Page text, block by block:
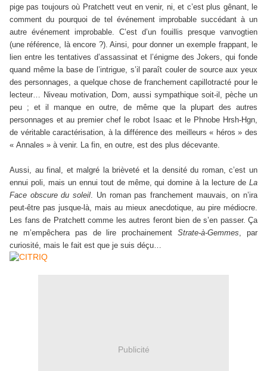
pige pas toujours où Pratchett veut en venir, ni, et c’est plus gênant, le
comment du pourquoi de tel événement improbable succédant à un
autre événement improbable. C’est d’un fouillis presque vanvogtien
(une référence, là encore ?). Ainsi, pour donner un exemple frappant, le
lien entre les tentatives d’assassinat et l’énigme des Jokers, qui fonde
quand même la base de l’intrigue, s’il paraît couler de source aux yeux
des personnages, a quelque chose de franchement capillotracté pour le
lecteur… Niveau motivation, Dom, aussi sympathique soit-il, pèche un
peu ; et il manque en outre, de même que la plupart des autres
personnages et au premier chef le robot Isaac et le Phnobe Hrsh-Hgn,
de véritable caractérisation, à la différence des meilleurs « héros » des
« Annales » à venir. La fin, en outre, est des plus décevante.
Aussi, au final, et malgré la brièveté et la densité du roman, c’est un
ennui poli, mais un ennui tout de même, qui domine à la lecture de La
Face obscure du soleil. Un roman pas franchement mauvais, on n’ira
peut-être pas jusque-là, mais au mieux anecdotique, au pire médiocre.
Les fans de Pratchett comme les autres feront bien de s’en passer. Ça
ne m’empêchera pas de lire prochainementStrate-à-Gemmes, par
curiosité, mais le fait est que je suis déçu…
Publicité